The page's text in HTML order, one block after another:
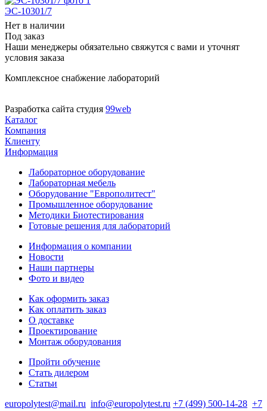
ЭС-10301/7
Нет в наличии
Под заказ
Наши менеджеры обязательно свяжутся с вами и уточнят
условия заказа
Комплексное снабжение лабораторий
Разработка сайта студия 99web
Каталог
Компания
Клиенту
Информация
Лабораторное оборудование
Лабораторная мебель
Оборудование "Европолитест"
Промышленное оборудование
Методики Биотестирования
Готовые решения для лабораторий
Информация о компании
Новости
Наши партнеры
Фото и видео
Как оформить заказ
Как оплатить заказ
О доставке
Проектирование
Монтаж оборудования
Пройти обучение
Стать дилером
Статьи
europolytest@mail.ru info@europolytest.ru +7 (499) 500-14-28 +7